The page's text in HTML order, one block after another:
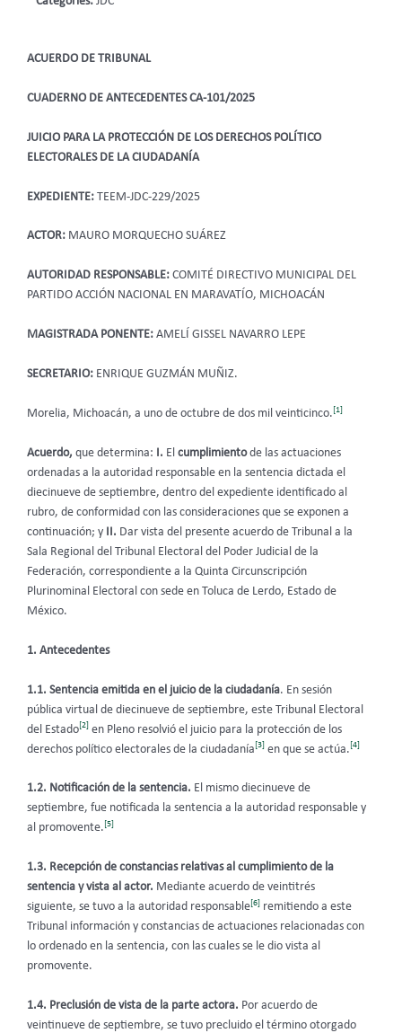
ACUERDO DE TRIBUNAL
CUADERNO DE ANTECEDENTES CA-101/2025
JUICIO PARA LA PROTECCIÓN DE LOS DERECHOS POLÍTICO
ELECTORALES DE LA CIUDADANÍA
EXPEDIENTE: TEEM-JDC-229/2025
ACTOR: MAURO MORQUECHO SUÁREZ
AUTORIDAD RESPONSABLE: COMITÉ DIRECTIVO MUNICIPAL DEL
PARTIDO ACCIÓN NACIONAL EN MARAVATÍO, MICHOACÁN
MAGISTRADA PONENTE: AMELÍ GISSEL NAVARRO LEPE
SECRETARIO: ENRIQUE GUZMÁN MUÑIZ.
Morelia, Michoacán, a uno de octubre de dos mil veinticinco.[1]
Acuerdo, que determina: I. El cumplimientode las actuaciones
ordenadas a la autoridad responsable en la sentencia dictada el
diecinueve de septiembre, dentro del expediente identificado al
rubro, de conformidad con las consideraciones que se exponen a
continuación; y
II. Dar vista del presente acuerdo de Tribunal a la
Sala Regional del Tribunal Electoral del Poder Judicial de la
Federación, correspondiente a la Quinta Circunscripción
Plurinominal Electoral con sede en Toluca de Lerdo, Estado de
México.
1. Antecedentes
1.1. Sentencia emitida en el juicio de la ciudadanía. En sesión
pública virtual de diecinueve de septiembre, este Tribunal Electoral
del Estado [2] en Pleno resolvió el juicio para la protección de los
derechos político electorales de la ciudadanía [3] en que se actúa. [4]
1.2. Notificación de la sentencia. El mismo diecinueve de
septiembre, fue notificada la sentencia a la autoridad responsable y
al promovente.[5]
1.3. Recepción de constancias relativas al cumplimiento de la
sentencia y vista al actor. Mediante acuerdo de veintitrés
siguiente, se tuvo a la autoridad responsable[6] remitiendo a este
Tribunal información y constancias de actuaciones relacionadas con
lo ordenado en la sentencia, con las cuales se le dio vista al
promovente.
1.4. Preclusión de vista de la parte actora. Por acuerdo de
veintinueve de septiembre, se tuvo precluido el término otorgado